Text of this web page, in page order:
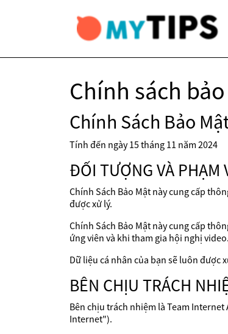
Chính sách
Chính Sách Bảo
Tính đến ngày 15 tháng 11 năm 2024
ĐỐI TƯỢNG VÀ PHẠM
Chính Sách Bảo Mật này cung cấp
được xử lý.
Chính Sách Bảo Mật này cung cấp
ứng viên và khi tham gia hội nghị video.
Dữ liệu cá nhân của bạn sẽ luôn được
BÊN CHỊU TRÁCH
Bên chịu trách nhiệm là Team Internet
Internet").